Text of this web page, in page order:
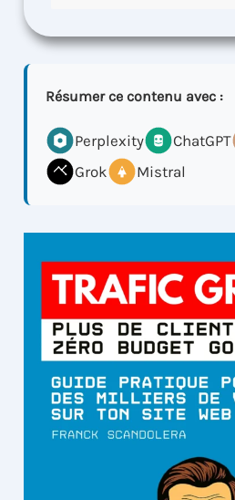
Résumer ce contenu avec :
Perplexity ChatGPT
Grok
Mistral